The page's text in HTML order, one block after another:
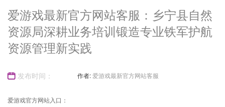
爱游戏最新官方网站客服：乡宁县自然
资源局深耕业务培训锻造专业铁军护航
资源管理新实践
发布时间： 作者:爱游戏最新官方网站客服
爱游戏官方网站入口：